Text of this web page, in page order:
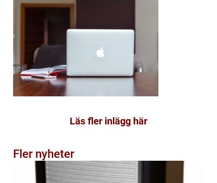
Läs fler inlägg här
Fler nyheter